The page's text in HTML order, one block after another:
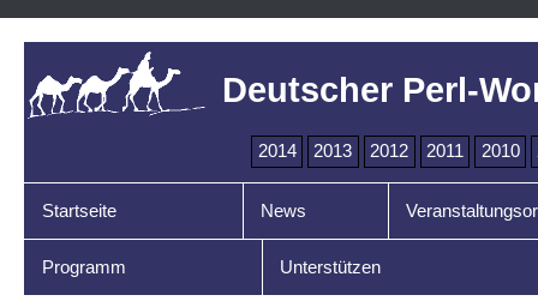
Deutscher Perl-
2014 2013 2012 2011 2010
Startseite News
Programm Unterstützen